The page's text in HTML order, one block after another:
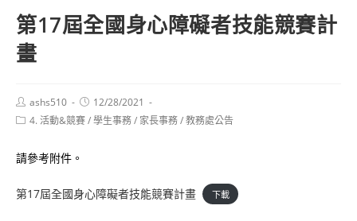
第17屆全國身心障礙者技能競賽計
畫
Post
author:
ashs510
Post
published:
12/28/2021
Post4. 活動&競賽/學生事務/ 家長事務/教務處公告
請參考附件。
第17屆全國身心障礙者技能競賽計畫 下載